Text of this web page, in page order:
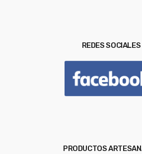
REDES SOCIALES
PRODUCTOS